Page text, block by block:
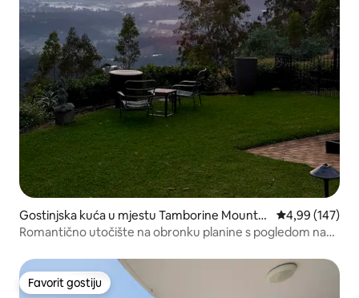
Gostinjska kuća u mjestu Tamborine Mountai
n
prosječna
4,99 (147)
Romantično utočište na obronku planine s pogledom na
Favorit gostiju
Favorit gostiju